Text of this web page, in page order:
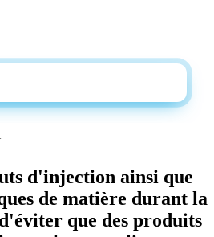
d'injection ainsi que
de matière durant la
que des produits